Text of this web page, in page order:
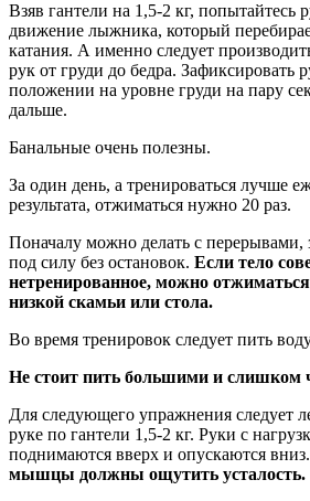
Взяв гантели на 1,5-2 кг, попытайтесь
движение лыжника, который
катания. А именно следует
рук от груди до бедра. Зафиксировать
положении на уровне груди на пару
дальше.
Банальные очень полезны.
За один день, а тренироваться лучше
результата, отжиматься нужно 20 раз.
Поначалу можно делать с перерывами,
под силу без остановок. Если тело
нетренированное, можно отжиматься
низкой скамьи или стола.
Во время тренировок следует пить
Не стоит пить большими и слишком
Для следующего упражнения следует
руке по гантели 1,5-2 кг. Руки с
поднимаются вверх и опускаются вниз.
мышцы должны ощутить усталость.